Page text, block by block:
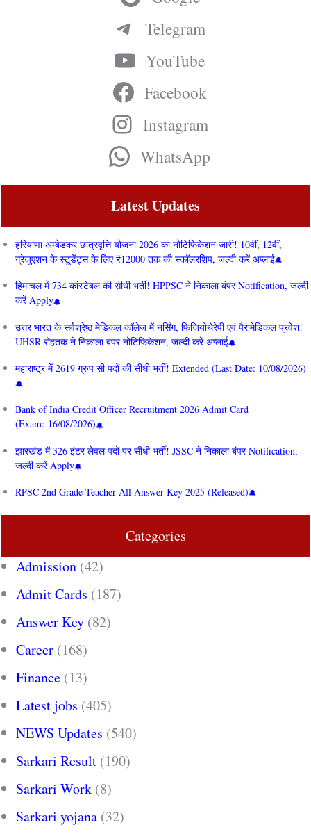
Telegram
YouTube
Facebook
Instagram
WhatsApp
Latest Updates
हरियाणा अम्बेडकर छात्रवृत्ति योजना 2026 का नोटिफिकेशन जारी! 10वीं, 12वीं,
ग्रेजुएशन के स्टूडेंट्स के लिए ₹12000 तक की स्कॉलरशिप, जल्दी करें अप्लाई
हिमाचल में 734 कांस्टेबल की सीधी भर्ती! HPPSC ने निकाला बंपर Notification, जल्दी
करें Apply
उत्तर भारत के सर्वश्रेष्ठ मेडिकल कॉलेज में नर्सिंग, फिजियोथेरेपी एवं पैरामेडिकल प्रवेश!
UHSR रोहतक ने निकाला बंपर नोटिफिकेशन, जल्दी करें अप्लाई
महाराष्ट्र में 2619 ग्रुप सी पदों की सीधी भर्ती! Extended (Last Date: 10/08/2026)
Bank of India Credit Officer Recruitment 2026 Admit Card
(Exam: 16/08/2026)
झारखंड में 326 इंटर लेवल पदों पर सीधी भर्ती! JSSC ने निकाला बंपर Notification,
जल्दी करें Apply
RPSC 2nd Grade Teacher All Answer Key 2025 (Released)
Categories
Admission (42)
Admit Cards (187)
Answer Key (82)
Career (168)
Finance (13)
Latest jobs (405)
NEWS Updates (540)
Sarkari Result (190)
Sarkari Work (8)
Sarkari yojana (32)